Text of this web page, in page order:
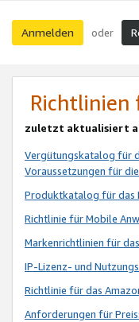
Anmelden oder
Richtlinien
zuletzt aktualisiert
Vergütungskatalog für
Voraussetzungen für
Produktkatalog für das
Richtlinie für Mobile
Markenrichtlinien für
IP-Lizenz- und
Richtlinie für das
Anforderungen für